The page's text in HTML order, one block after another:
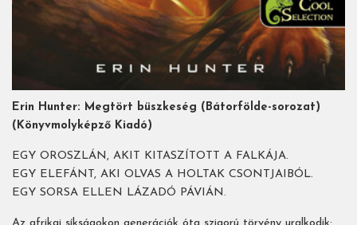
Erin Hunter: Megtört büszkeség (Bátorfölde-sorozat)
(Könyvmolyképző Kiadó)
EGY OROSZLÁN, AKIT KITASZÍTOTT A FALKÁJA.
EGY ELEFÁNT, AKI OLVAS A HOLTAK CSONTJAIBÓL.
EGY SORSA ELLEN LÁZADÓ PÁVIÁN.